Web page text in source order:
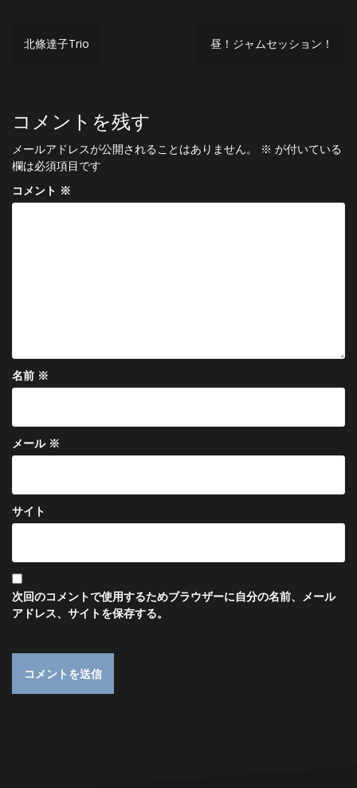
投
ビ
ゲ
ー
シ
北條達子Trio 昼！ジャムセッション！
コメントを残す
メールアドレスが公開されることはありません。 ※ が付いている
欄は必須項目です
コメント ※
名前 ※
メール ※
サイト
次回のコメントで使用するためブラウザーに自分の名前、メール
アドレス、サイトを保存する。